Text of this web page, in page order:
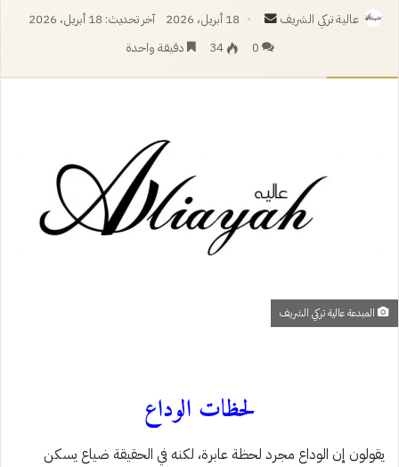
عالية تركي الشريف
أرسل
بريدا
18 أبريل، 2026
آخر تحديث: 18 أبريل، 2026
0
34 دقيقة واحدة
المبدعة عالية تركي الشريف
لحظات الوداع
يقولون إن الوداع مجرد لحظة عابرة، لكنه في الحقيقة ضياع يسكن